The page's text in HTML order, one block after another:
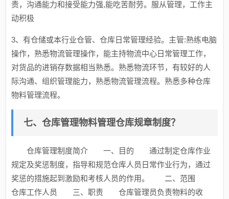
责，沟通能力和接受能力强,能吃苦耐劳。服从管理，工作主
动积极
3、有仓储或本行业仓管、仓库日常管理经验。主管:熟练电脑
操作，熟悉物流管理操作，能主持物流中心日常管理工作，
对货品的进销存数据相当熟悉。熟悉物流环节，有较好的人
际沟通、组织管理能力，熟悉物流管理流程。熟悉多种仓库
物料管理流程。
七、仓库管理物料管理仓库规章制度？
仓库管理制度简介 一、目的 通过制定仓库作业
规定及奖惩制度，指导和规范仓库人员日常作业行为，通过
奖惩的措施起到激励和考核人员的作用。 二、范围
仓库工作人员 三、职责 仓库管理员负责物料的收